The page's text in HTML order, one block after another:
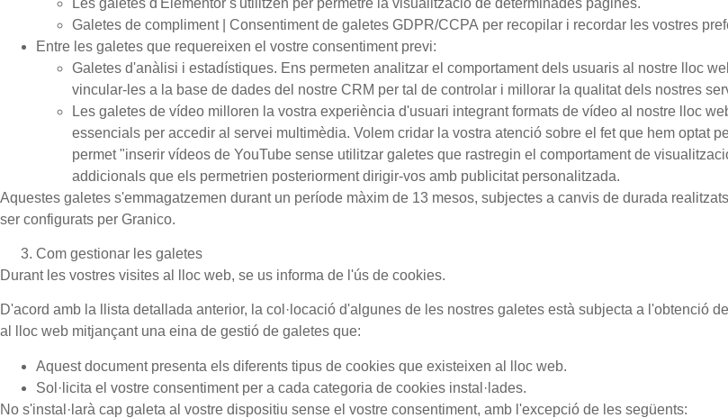
Galetes de compliment | Consentiment de galetes GDPR/CCPA per recopilar i recordar les vostres
Entre les galetes que requereixen el vostre consentiment previ:
Galetes d'anàlisi i estadístiques. Ens permeten analitzar el comportament dels usuaris al nostre lloc
vincular-les a la base de dades del nostre CRM per tal de controlar i millorar la qualitat dels nostres
Les galetes de vídeo milloren la vostra experiència d'usuari integrant formats de vídeo al nostre lloc
essencials per accedir al servei multimèdia. Volem cridar la vostra atenció sobre el fet que hem optat
permet "inserir vídeos de YouTube sense utilitzar galetes que rastregin el comportament de
addicionals que els permetrien posteriorment dirigir-vos amb publicitat personalitzada.
Aquestes galetes s'emmagatzemen durant un període màxim de 13 mesos, subjectes a canvis de durada
ser configurats per Granico.
Com gestionar les galetes
Durant les vostres visites al lloc web, se us informa de l'ús de cookies.
D'acord amb la llista detallada anterior, la col·locació d'algunes de les nostres galetes està subjecta a l'obtenció
al lloc web mitjançant una eina de gestió de galetes que:
Aquest document presenta els diferents tipus de cookies que existeixen al lloc web.
Sol·licita el vostre consentiment per a cada categoria de cookies instal·lades.
No s'instal·larà cap galeta al vostre dispositiu sense el vostre consentiment, amb l'excepció de les següents: